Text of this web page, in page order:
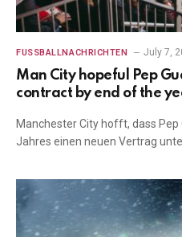
FUSSBALLNACHRICHTEN July 7,
Man City hopeful Pep
contract by end of the
Manchester City hofft, dass Pep
Jahres einen neuen Vertrag